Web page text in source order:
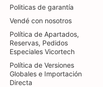
Politicas de garantía
Vendé con nosotros
Política de Apartados,
Reservas, Pedidos
Especiales Vicortech
Política de Versiones
Globales e Importación
Directa